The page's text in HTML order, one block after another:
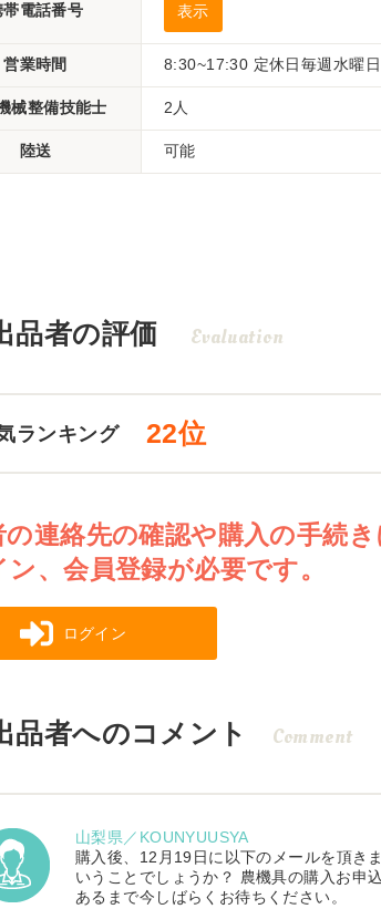
帯電話番号 表示
営業時間 8:30~17:30 定休日毎週水曜日
械整備技能士 2人
陸送 可能
品者の評価 Evaluation
ランキング 22位
の連絡先の確認や購入の手続
ン、会員登録が必要です。
ログイン
品者へのコメント Comment
山梨県／KOUNYUUSYA
購入後、12月19日に以下のメールを頂き
いうことでしょうか？ 農機具の購入お申
あるまで今しばらくお待ちください。